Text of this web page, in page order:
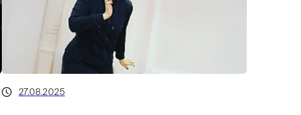
27.08.2025